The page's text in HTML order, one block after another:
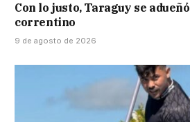
Con lo justo, Taraguy se
correntino
9 de agosto de 2026